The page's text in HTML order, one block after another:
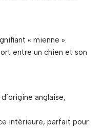
« mienne ».
entre un chien et son
anglaise,
intérieure, parfait pour